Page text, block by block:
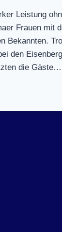
Leistung
Frauen mit
Bekannten.
den
die Gäste…